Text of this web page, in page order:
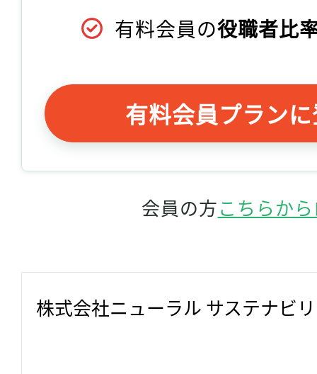
有料会員の役職者比
有料会員プラン
会員の方こちらか
株式会社ニューラル サステナビ